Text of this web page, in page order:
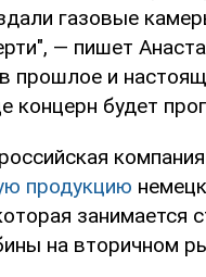
газовые
— пишет
прошлое и
концерн будет
продукцию
занимается
на вторичном